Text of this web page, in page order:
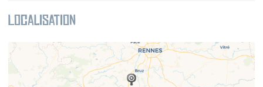
Localisation